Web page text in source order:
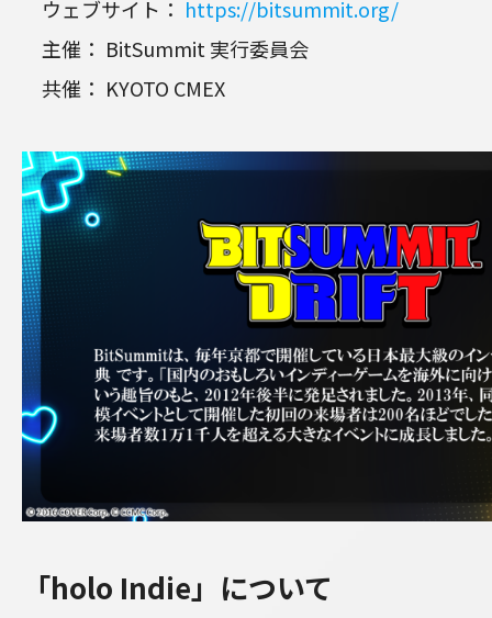
ウェブサイト： https://bitsummit.org/
主催： BitSummit 実行委員会
共催： KYOTO CMEX
「holo Indie」について